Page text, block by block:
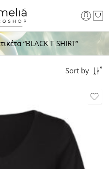
“BLACK T-SHIRT”
Sort by